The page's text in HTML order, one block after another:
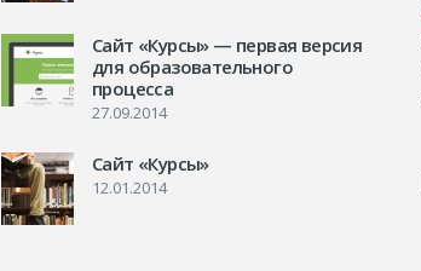
Сайт «Курсы» — первая версия
для образовательного
процесса
27.09.2014
Сайт «Курсы»
12.01.2014